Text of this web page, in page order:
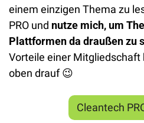
einem einzigen Thema zu
PRO und nutze mich, um
Plattformen da draußen zu
Vorteile einer
oben drauf 😉
Cleantech